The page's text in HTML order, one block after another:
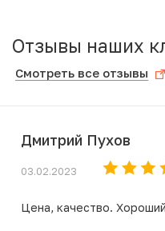
Отзывы наших
Смотреть все отзывы
Дмитрий Пухов
03.02.2023
Цена, качество.